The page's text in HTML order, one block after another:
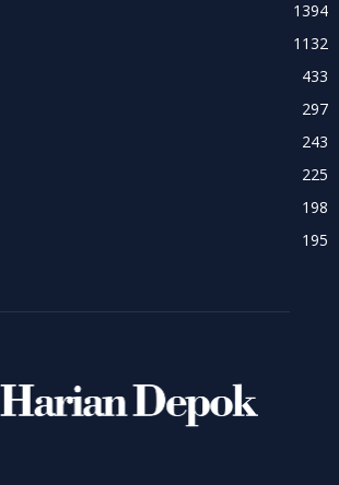
1394
1132
433
297
243
225
198
195